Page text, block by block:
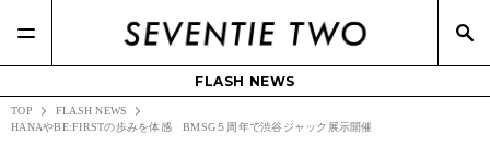
FLASH NEWS
TOP
FLASH NEWS
HANAやBE:FIRSTの歩みを体感 BMSG５周年で渋谷ジャック展示開催